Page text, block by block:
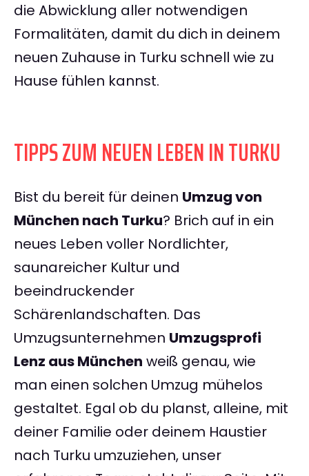
die Abwicklung aller notwendigen
Formalitäten, damit du dich in deinem
neuen Zuhause in Turku schnell wie zu
Hause fühlen kannst.
TIPPS ZUM NEUEN LEBEN IN TURKU
Bist du bereit für deinen Umzug von
München nach Turku? Brich auf in ein
neues Leben voller Nordlichter,
saunareicher Kultur und
beeindruckender
Schärenlandschaften. Das
Umzugsunternehmen Umzugsprofi
Lenz aus München weiß genau, wie
man einen solchen Umzug mühelos
gestaltet. Egal ob du planst, alleine, mit
deiner Familie oder deinem Haustier
nach Turku umzuziehen, unser